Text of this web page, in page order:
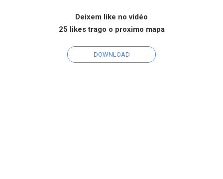
Deixem like no vidéo
25 likes trago o proximo mapa
DOWNLOAD